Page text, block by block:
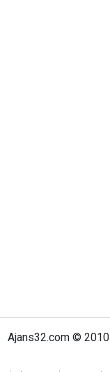
Ajans32.com © 2010